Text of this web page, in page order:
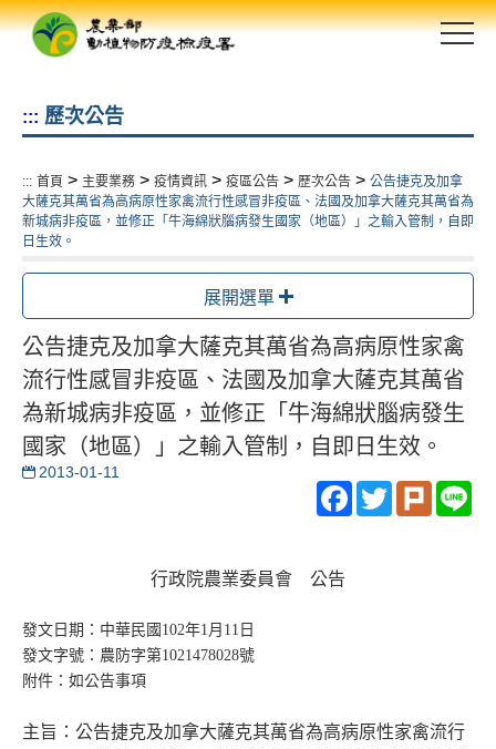
跳
::: 歷次公告
::: 首頁 > 主要業務 > 疫情資訊 > 疫區公告 > 歷次公告 > 公告捷克及加拿
大薩克其萬省為高病原性家禽流行性感冒非疫區、法國及加拿大薩克其萬省為
新城病非疫區，並修正「牛海綿狀腦病發生國家（地區）」之輸入管制，自即
日生效。
展開選單
公告捷克及加拿大薩克其萬省為高病原性家禽
流行性感冒非疫區、法國及加拿大薩克其萬省
為新城病非疫區，並修正「牛海綿狀腦病發生
國家（地區）」之輸入管制，自即日生效。
2013-01-11
Facebook
TwitterPlurk
行政院農業委員會 公告
發文日期：中華民國102年1月11日
發文字號：農防字第1021478028號
附件：如公告事項
主旨：公告捷克及加拿大薩克其萬省為高病原性家禽流行